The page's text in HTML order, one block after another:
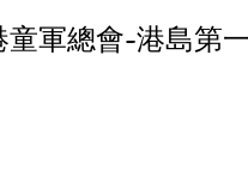
童軍總會-港島第